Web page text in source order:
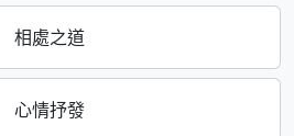
相處之道
心情抒發